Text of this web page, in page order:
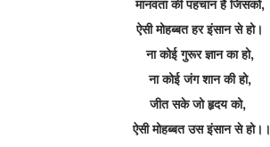
मानवता की पहचान है जिसको,
ऐसी मोहब्बत हर इंसान से हो।
ना कोई गुरूर ज्ञान का हो,
ना कोई जंग शान की हो,
जीत सके जो हृदय को,
ऐसी मोहब्बत उस इंसान से हो।।